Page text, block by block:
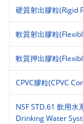
硬質射出膠粒(Rigid
軟質射出膠粒
軟質押出膠粒
CPVC膠粒(CPVC
NSF STD.61 飲用
Drinking Water